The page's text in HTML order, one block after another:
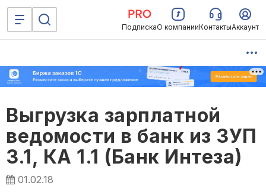
ПодпискаО компанииКонтактыАккаунт
Выгрузка зарплатной
ведомости в банк из ЗУП
3.1, КА 1.1 (Банк Интеза)
01.02.18